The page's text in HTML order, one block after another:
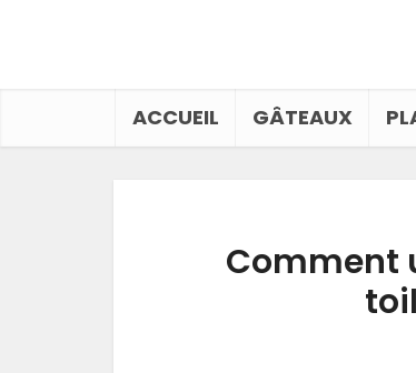
ACCUEIL GÂTEAUX
Comment